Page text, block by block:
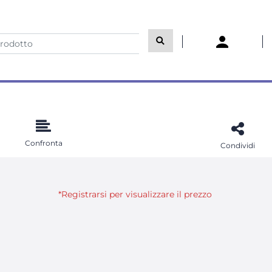
Confronta Condividi
*Registrarsi per visualizzare il prezzo